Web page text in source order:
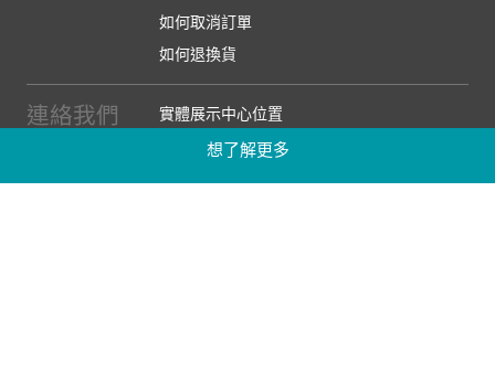
想了解更多
如何取消訂單
如何退換貨
連絡我們
實體展示中心位置
實體購物服務條款